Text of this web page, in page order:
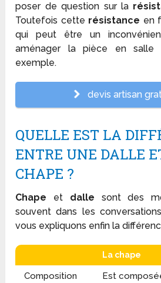
poser de question sur la
Toutefois cette résistance en
qui peut être un
aménager la pièce en salle
exemple.
devis artisan
QUELLE EST LA
ENTRE UNE DALLE
CHAPE ?
Chape et dalle sont des
souvent dans les
vous expliquons enfin la
La chape
Composition
Est